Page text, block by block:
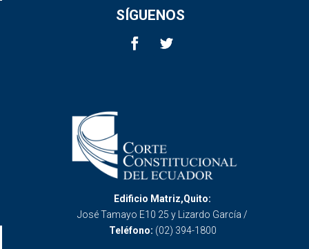
SÍGUENOS
Edificio Matriz,Quito:
José Tamayo E10 25 y Lizardo García /
Teléfono: (02) 394-1800